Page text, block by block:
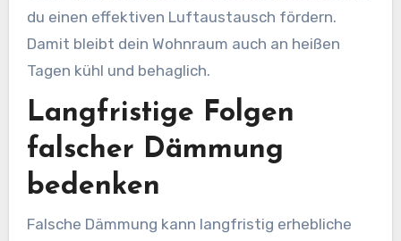
du einen effektiven Luftaustausch fördern.
Damit bleibt dein Wohnraum auch an heißen
Tagen kühl und behaglich.
Langfristige Folgen
falscher Dämmung
bedenken
Falsche Dämmung kann langfristig erhebliche